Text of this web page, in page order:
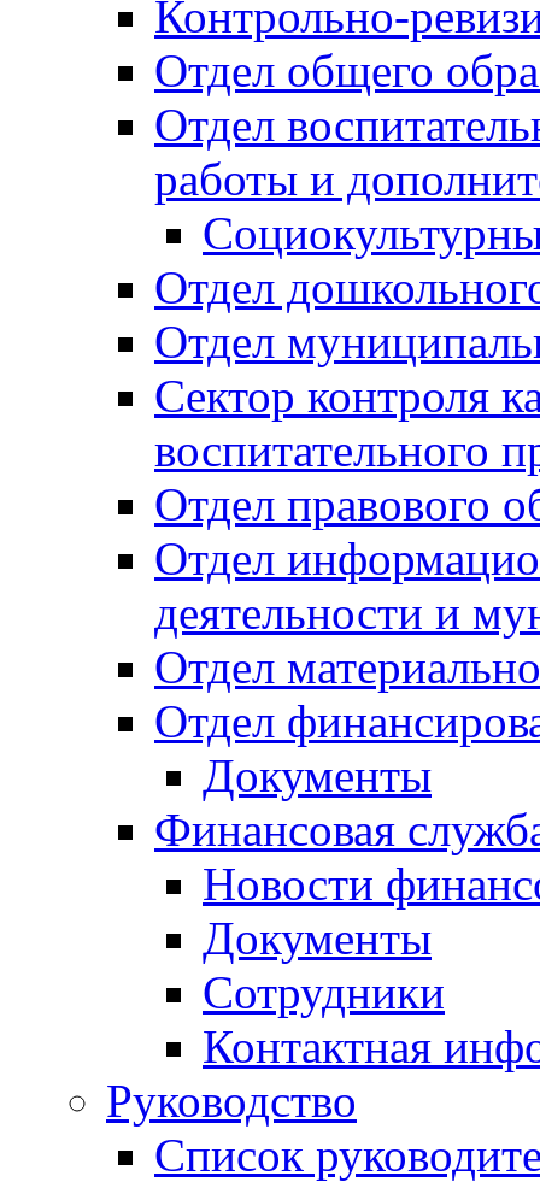
Контрольно-
Отдел общего
Отдел
работы и
Отдел
Отдел
Сектор контроля
воспитательного
Отдел правового
Отдел
деятельности и
Отдел
Отдел
Документы
Финансовая
Новости
Документы
Сотрудники
Контактная
Руководство
Список